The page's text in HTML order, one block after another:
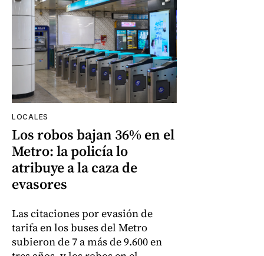
LOCALES
Los robos bajan 36% en el
Metro: la policía lo
atribuye a la caza de
evasores
Las citaciones por evasión de
tarifa en los buses del Metro
subieron de 7 a más de 9.600 en